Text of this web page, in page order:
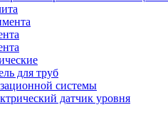
для труб
системы
датчик уровня